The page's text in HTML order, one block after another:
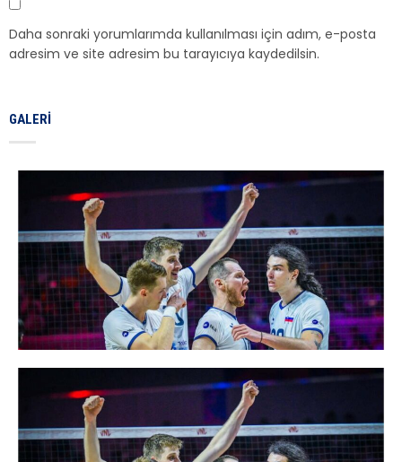
Daha sonraki yorumlarımda kullanılması için adım, e-posta
adresim ve site adresim bu tarayıcıya kaydedilsin.
GALERI